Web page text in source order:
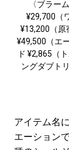
〈ブラー
¥29,700（
¥13,200（原
¥49,500（エ
ド ¥2,865（
ングダブト
アイテム名
エーション